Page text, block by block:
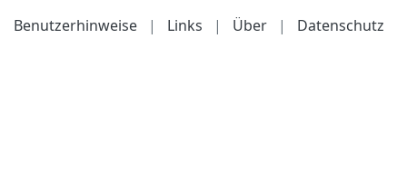
Benutzerhinweise
| Links | Über | Datenschutz